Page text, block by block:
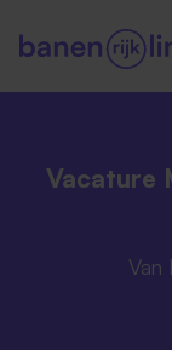
Vacature
Van